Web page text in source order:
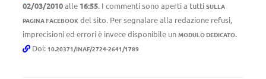
02/03/2010alle 16:55. I commenti sono aperti a tutti SULLA
PAGINA FACEBOOK del sito. Per segnalare alla redazione refusi,
imprecisioni ed errori è invece disponibile un MODULO DEDICATO.
Doi: 10.20371/INAF/2724-2641/1789